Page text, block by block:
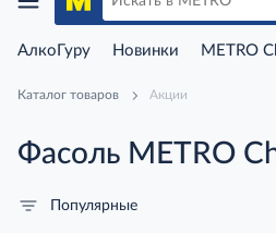
АлкоГуру Новинки METRO
Каталог товаров Акции
Фасоль METRO
Популярные